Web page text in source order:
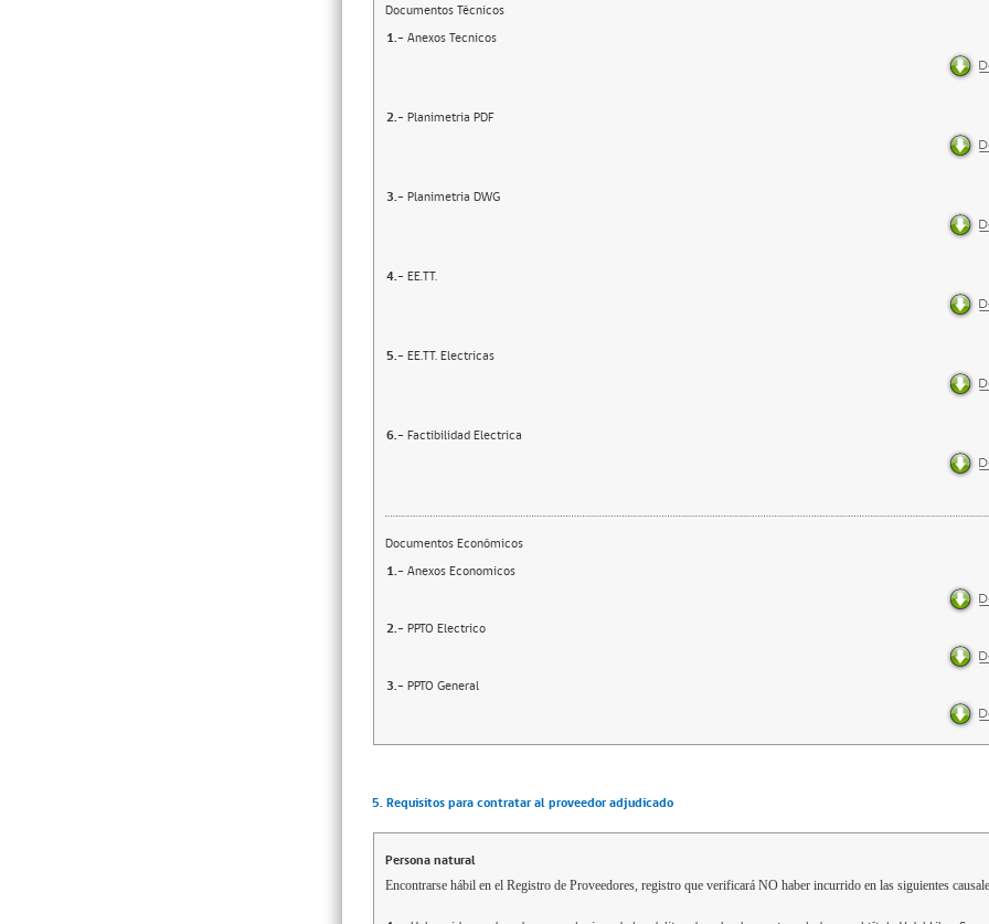
Documentos Técnicos
1.- Anexos Tecnicos
2.- Planimetria PDF
3.- Planimetria DWG
4.- EE.TT.
5.- EE.TT. Electricas
6.- Factibilidad Electrica
Documentos Económicos
1.- Anexos Economicos
2.- PPTO Electrico
3.- PPTO General
5. Requisitos para contratar al proveedor adjudicado
Persona natural
Encontrarse hábil en el Registro de Proveedores, registro que verificará NO haber incurrido en las siguientes